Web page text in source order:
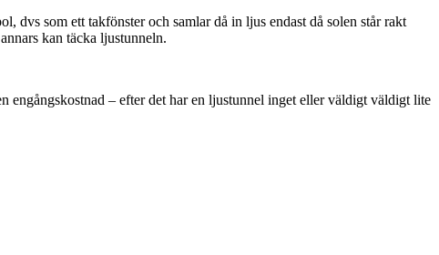
dvs som ett takfönster och samlar då in ljus endast då solen står rakt
kan täcka ljustunneln.
engångskostnad – efter det har en ljustunnel inget eller väldigt väldigt lite